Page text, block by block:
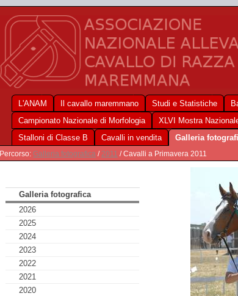
L'ANAM Il cavallo maremmano Studi e Statistiche
Campionato Nazionale di Morfologia
XLVI Mostra
Stalloni di Classe B
Cavalli in vendita Galleria
Percorso: Galleria fotografica /2011 / Cavalli a Primavera 2011
Galleria fotografica
2026
2025
2024
2023
2022
2021
2020